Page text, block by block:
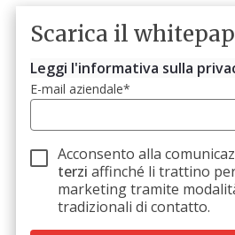
Scarica il
Leggi l'informativa sulla
E-mail aziendale*
Acconsento alla
terzi affinché li trattino
marketing tramite
tradizionali di contatto.